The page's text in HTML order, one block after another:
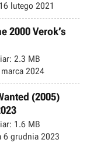
16 lutego 2021
2000 Verok’s
2.3 MB
2024
(2005)
1.6 MB
6 grudnia 2023